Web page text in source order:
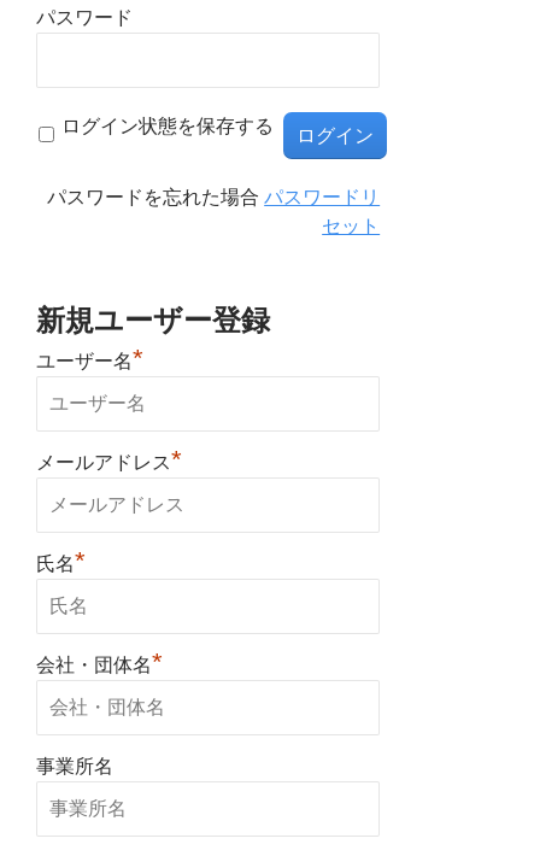
パスワード
ログイン状態を保存する
パスワードを忘れた場合パスワードリ
セット
新規ユーザー登録
ユーザー名*
メールアドレス*
氏名*
会社・団体名*
事業所名